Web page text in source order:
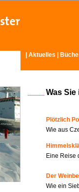
Aktuelles
Was
Plötzlich
Wie aus
Eine Reise
Der
Wie ein